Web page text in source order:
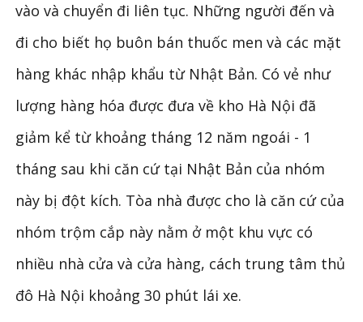
vào và chuyển đi liên tục. Những người đến và
đi cho biết họ buôn bán thuốc men và các mặt
hàng khác nhập khẩu từ Nhật Bản. Có vẻ như
lượng hàng hóa được đưa về kho Hà Nội đã
giảm kể từ khoảng tháng 12 năm ngoái - 1
tháng sau khi căn cứ tại Nhật Bản của nhóm
này bị đột kích. Tòa nhà được cho là căn cứ của
nhóm trộm cắp này nằm ở một khu vực có
nhiều nhà cửa và cửa hàng, cách trung tâm thủ
đô Hà Nội khoảng 30 phút lái xe.